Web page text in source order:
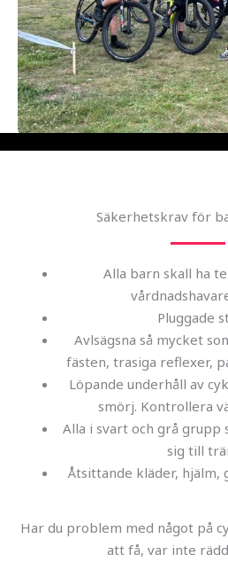
Säkerhetskrav för
Alla barn skall ha
Pluggade
Avlsägsna så mycket
fästen, trasiga reflexer,
Löpande underhåll av
smörj. Kontrollera
Alla i svart och grå grupp
sig till
Åtsittande kläder, hjälm,
Har du problem med något på
att få, var inte